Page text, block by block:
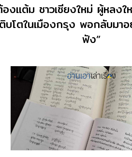
งแต้ม ชาวเชียงใหม่ ผู้หลง
ตในเมืองกรุง พอกลับมาอ
ฟัง”